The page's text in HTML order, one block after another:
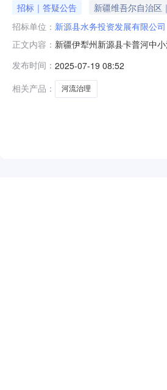
招标｜答疑公告
新疆维吾尔自治区
招标单位： 新源县水务投资发展有限公司
正文内容： 新疆伊犁州新源县卡普河中
件澄清与修改的主要内容新
5064599.02元，其他
发布时间： 2025-07-19 08:52
相关产品：
河流治理